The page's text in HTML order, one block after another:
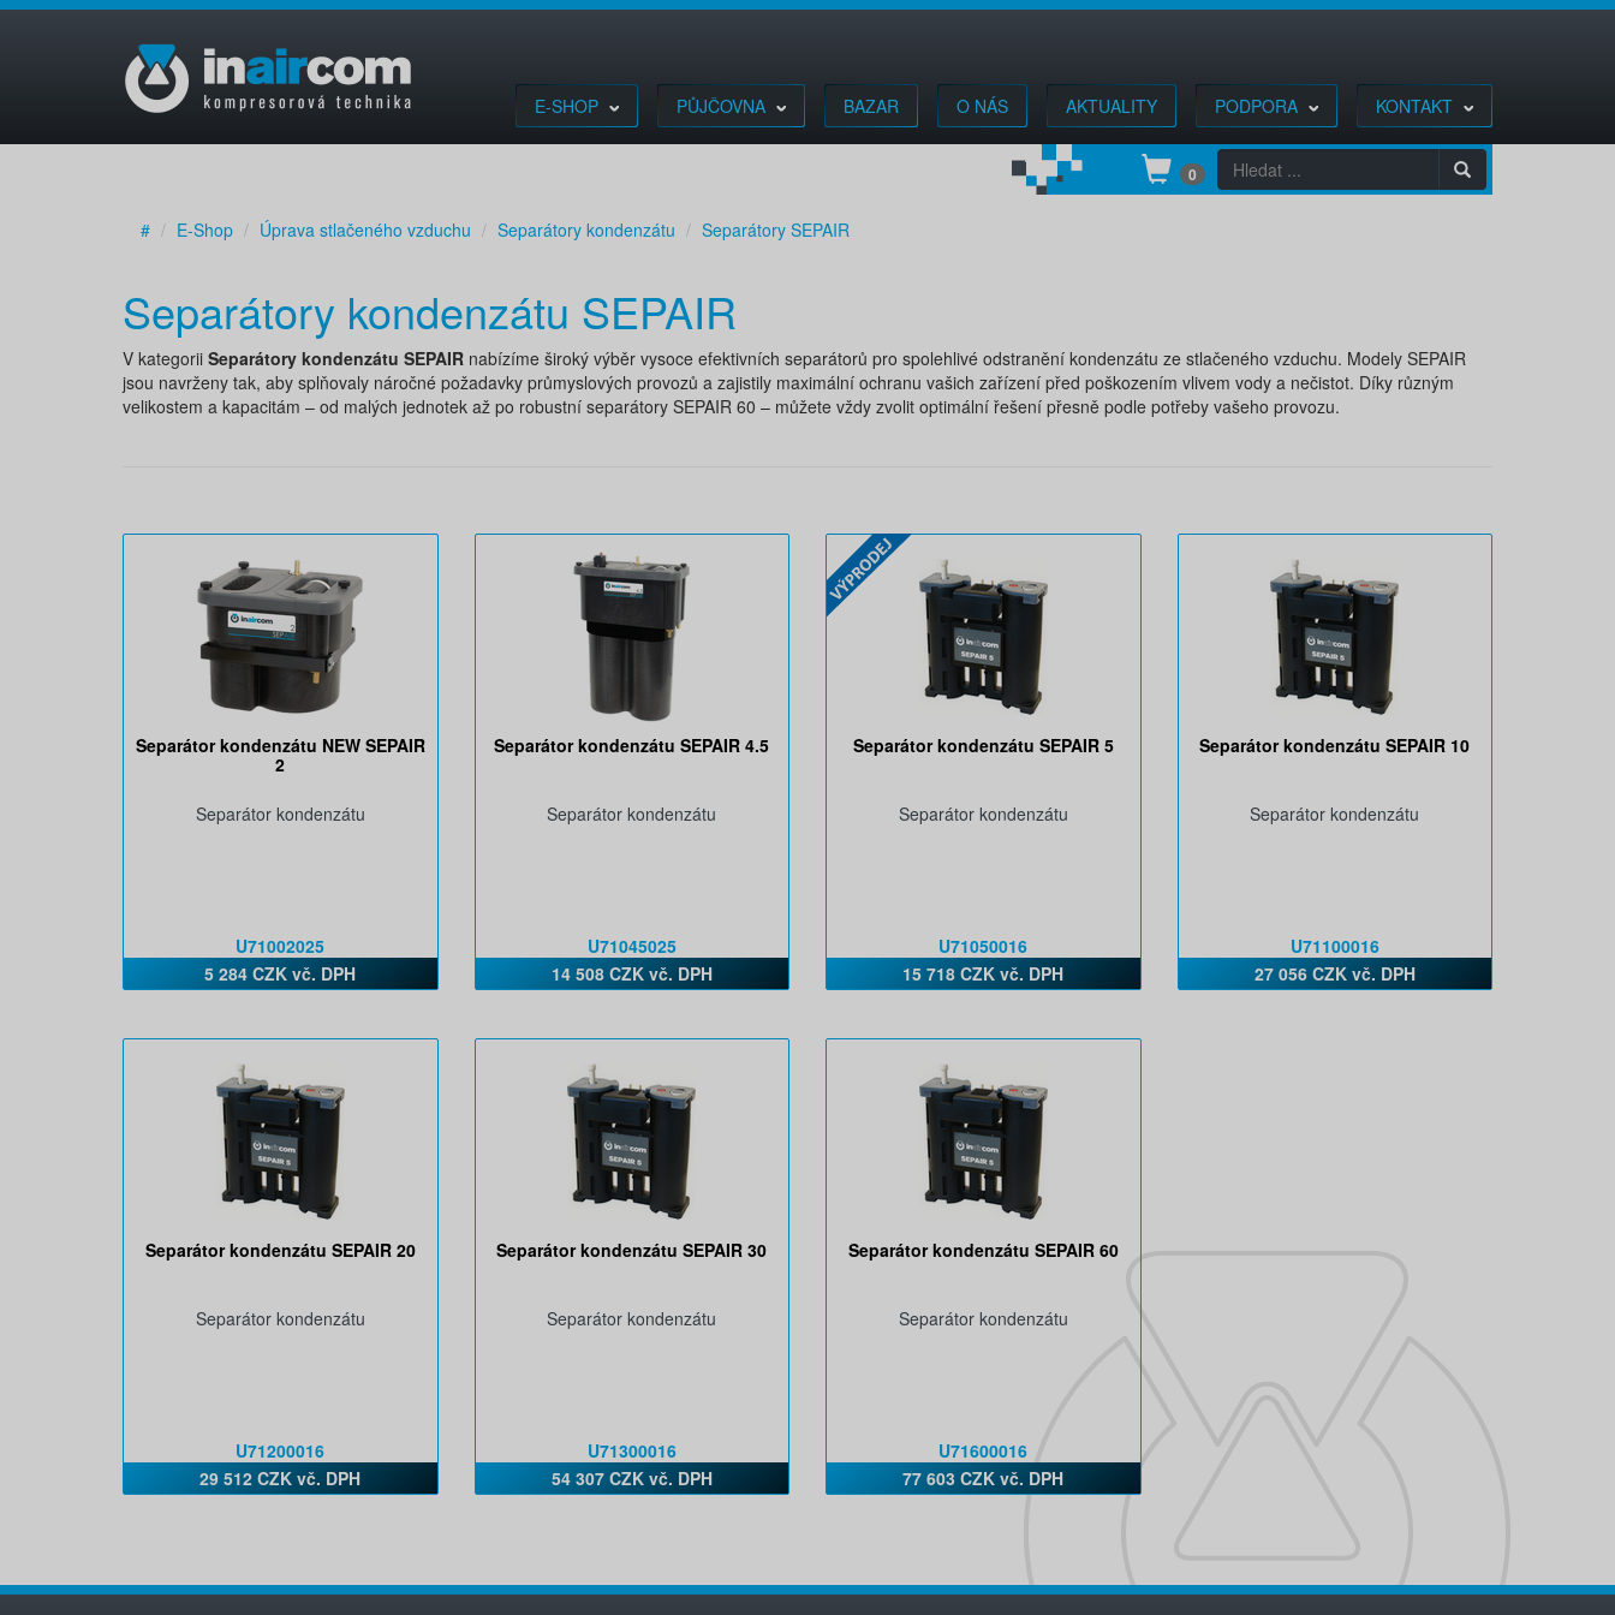
E-SHOP PŮJČOVNA BAZAR O NÁS AKTUALITY PODPORA KONTAKT
0
# E-Shop Úprava stlačeného vzduchu Separátory kondenzátu Separátory SEPAIR
Separátory kondenzátu SEPAIR
V kategorii Separátory kondenzátu SEPAIR nabízíme široký výběr vysoce efektivních separátorů pro spolehlivé odstranění kondenzátu ze stlačeného vzduchu. Modely SEPAIR
jsou navrženy tak, aby splňovaly náročné požadavky průmyslových provozů a zajistily maximální ochranu vašich zařízení před poškozením vlivem vody a nečistot. Díky různým
velikostem a kapacitám – od malých jednotek až po robustní separátory SEPAIR 60 – můžete vždy zvolit optimální řešení přesně podle potřeby vašeho provozu.
Separátor kondenzátu NEW SEPAIR
2
Separátor kondenzátu
U71002025
5 284 CZK vč. DPH
Separátor kondenzátu SEPAIR 4.5
Separátor kondenzátu
U71045025
14 508 CZK vč. DPH
Separátor kondenzátu SEPAIR 5
Separátor kondenzátu
U71050016
15 718 CZK vč. DPH
Separátor kondenzátu SEPAIR 10
Separátor kondenzátu
U71100016
27 056 CZK vč. DPH
Separátor kondenzátu SEPAIR 20
Separátor kondenzátu
U71200016
29 512 CZK vč. DPH
Separátor kondenzátu SEPAIR 30
Separátor kondenzátu
U71300016
54 307 CZK vč. DPH
Separátor kondenzátu SEPAIR 60
Separátor kondenzátu
U71600016
77 603 CZK vč. DPH